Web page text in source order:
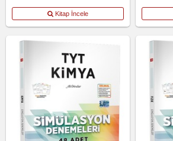
Kitap İncele